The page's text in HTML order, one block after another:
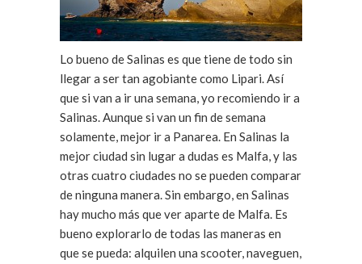
Lo bueno de Salinas es que tiene de todo sin
llegar a ser tan agobiante como Lipari. Así
que si van a ir una semana, yo recomiendo ir a
Salinas. Aunque si van un fin de semana
solamente, mejor ir a Panarea. En Salinas la
mejor ciudad sin lugar a dudas es Malfa, y las
otras cuatro ciudades no se pueden comparar
de ninguna manera. Sin embargo, en Salinas
hay mucho más que ver aparte de Malfa. Es
bueno explorarlo de todas las maneras en
que se pueda: alquilen una scooter, naveguen,